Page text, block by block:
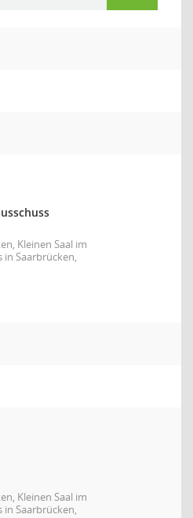
Kleinen Saal im
in Saarbrücken,
Kleinen Saal im
in Saarbrücken,